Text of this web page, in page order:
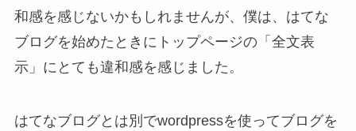
和感を感じないかもしれませんが、僕は、はてな
ブログを始めたときにトップページの「全文表
示」にとても違和感を感じました。
はてなブログとは別でwordpressを使ってブログを